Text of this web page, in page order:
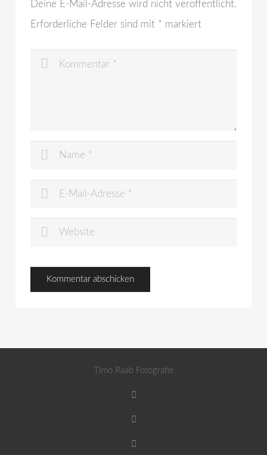
Deine E-Mail-Adresse wird nicht veröffentlicht.
Erforderliche Felder sind mit * markiert
Timo Raab Fotografie